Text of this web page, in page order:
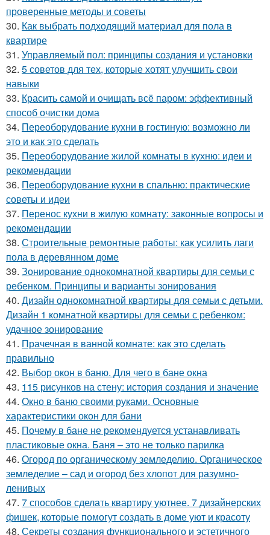
проверенные методы и советы
30. Как выбрать подходящий материал для пола в
квартире
31. Управляемый пол: принципы создания и установки
32. 5 советов для тех, которые хотят улучшить свои
навыки
33. Красить самой и очищать всё паром: эффективный
способ очистки дома
34. Переоборудование кухни в гостиную: возможно ли
это и как это сделать
35. Переоборудование жилой комнаты в кухню: идеи и
рекомендации
36. Переоборудование кухни в спальню: практические
советы и идеи
37. Перенос кухни в жилую комнату: законные вопросы и
рекомендации
38. Строительные ремонтные работы: как усилить лаги
пола в деревянном доме
39. Зонирование однокомнатной квартиры для семьи с
ребенком. Принципы и варианты зонирования
40. Дизайн однокомнатной квартиры для семьи с детьми.
Дизайн 1 комнатной квартиры для семьи с ребенком:
удачное зонирование
41. Прачечная в ванной комнате: как это сделать
правильно
42. Выбор окон в баню. Для чего в бане окна
43. 115 рисунков на стену: история создания и значение
44. Окно в баню своими руками. Основные
характеристики окон для бани
45. Почему в бане не рекомендуется устанавливать
пластиковые окна. Баня – это не только парилка
46. Огород по органическому земледелию. Органическое
земледелие – сад и огород без хлопот для разумно-
ленивых
47. 7 способов сделать квартиру уютнее. 7 дизайнерских
фишек, которые помогут создать в доме уют и красоту
48. Секреты создания функционального и эстетичного